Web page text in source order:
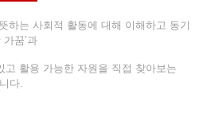
하는 사회적 활동에 대해 이해하고 동기
꿈’과
고 활용 가능한 자원을 직접 찾아보는
다.